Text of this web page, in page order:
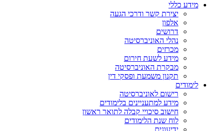
מידע כללי
יצירת קשר ודרכי הגעה
אלפון
דרושים
נהלי האוניברסיטה
מכרזים
מידע לשעת חירום
מבקרת האוניברסיטה
תקנון משמעת ופסקי דין
לימודים
רישום לאוניברסיטה
מידע למתעניינים בלימודים
חישוב סיכויי קבלה לתואר ראשון
לוח שנת הלימודים